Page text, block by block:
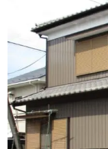
門扉はキズがあるの
塗りをしっかり塗布
す。 ･･･